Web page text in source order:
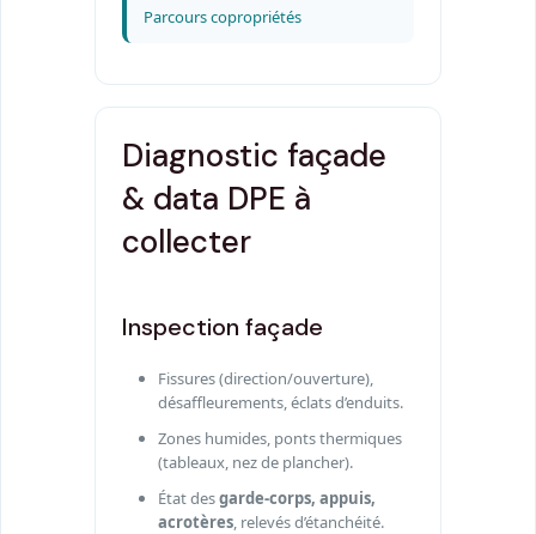
Parcours copropriétés
Diagnostic façade
& data DPE à
collecter
Inspection façade
Fissures (direction/ouverture),
désaffleurements, éclats d’enduits.
Zones humides, ponts thermiques
(tableaux, nez de plancher).
État desgarde-corps, appuis,
acrotères , relevés d’étanchéité.